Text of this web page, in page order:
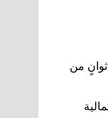
🧬 الدماغ يقرر ما إذا كان يثق بك في أول ٧ ثوانٍ من